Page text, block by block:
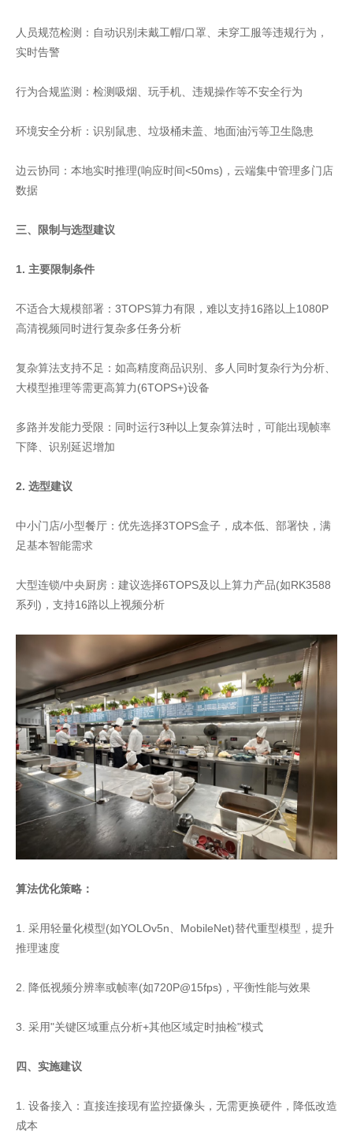
人员规范检测：自动识别未戴工帽/口罩、未穿工服等违规行为，
实时告警
行为合规监测：检测吸烟、玩手机、违规操作等不安全行为
环境安全分析：识别鼠患、垃圾桶未盖、地面油污等卫生隐患
边云协同：本地实时推理(响应时间<50ms)，云端集中管理多门店
数据
三、限制与选型建议
1. 主要限制条件
不适合大规模部署：3TOPS算力有限，难以支持16路以上1080P
高清视频同时进行复杂多任务分析
复杂算法支持不足：如高精度商品识别、多人同时复杂行为分析、
大模型推理等需更高算力(6TOPS+)设备
多路并发能力受限：同时运行3种以上复杂算法时，可能出现帧率
下降、识别延迟增加
2. 选型建议
中小门店/小型餐厅：优先选择3TOPS盒子，成本低、部署快，满
足基本智能需求
大型连锁/中央厨房：建议选择6TOPS及以上算力产品(如RK3588
系列)，支持16路以上视频分析
算法优化策略：
1. 采用轻量化模型(如YOLOv5n、MobileNet)替代重型模型，提升
推理速度
2. 降低视频分辨率或帧率(如720P@15fps)，平衡性能与效果
3. 采用"关键区域重点分析+其他区域定时抽检"模式
四、实施建议
1. 设备接入：直接连接现有监控摄像头，无需更换硬件，降低改造
成本